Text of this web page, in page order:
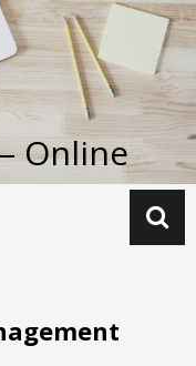
Online